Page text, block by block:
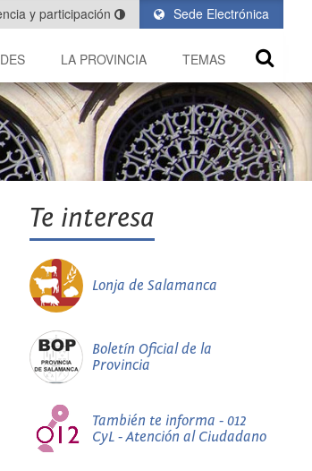
Sede Electrónica
y participación
LA PROVINCIA TEMAS
Te interesa
Lonja de Salamanca
Boletín Oficial de la
Provincia
También te informa - 012
CyL - Atención al Ciudadano